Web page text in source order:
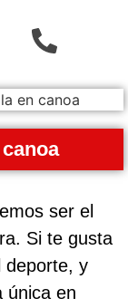
ser el
Si te gusta
deporte, y
única en